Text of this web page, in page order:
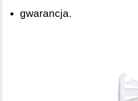
gwarancja.